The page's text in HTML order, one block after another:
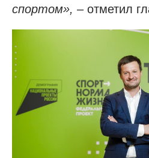
спортом», – отметил